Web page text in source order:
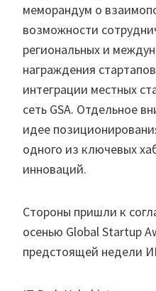
меморандум о
возможности
региональных и
награждения
интеграции местных
сеть GSA. Отдельное
идее
одного из ключевых
инноваций.
Стороны пришли к
осенью Global Startup
предстоящей недели